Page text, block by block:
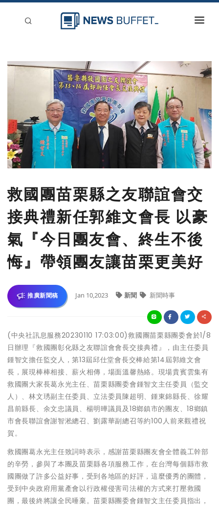
新聞稿分類
救國團苗栗縣之友聯誼會交
接典禮新任郭維文會長 以豪
氣『今日團友會、終生不後
悔』帶領團友讓苗栗更美好
推廣新聞稿 Jan 10,2023 新聞 新聞時事
(中央社訊息服務20230110 17:03:00)救國團苗栗縣團委會於1/8
日辦理『救國團彰化縣之友聯誼會會長交接典禮』，由主任委員
鍾智文擔任監交人，第13屆邱仕堂會長交棒給第14屆郭維文會
長，展現棒棒相接、薪火相傳，場面溫馨熱絡。現場貴賓雲集有
救國團大家長葛永光主任、苗栗縣團委會鍾智文主任委員（監交
人）、林文琇副主任委員、立法委員陳超明、鍾東錦縣長、徐耀
昌前縣長、余文忠議員、楊明曄議員及18鄉鎮市的團友、18鄉鎮
市會長聯誼會謝智淞總召、劉露華副總召等約100人前來觀禮祝
賀。
救國團葛永光主任致詞時表示，感謝苗栗縣團友會全體義工幹部
的辛勞，參與了本團及苗栗縣各項服務工作，在台灣每個縣市救
國團做了許多公益好事，受到各地區的好評，這麼優秀的團體，
受到中央政府用黨產會以行政權侵害司法權的方式來打壓救國
團，最後終將讓全民唾棄。苗栗縣團委會鍾智文主任委員指出，